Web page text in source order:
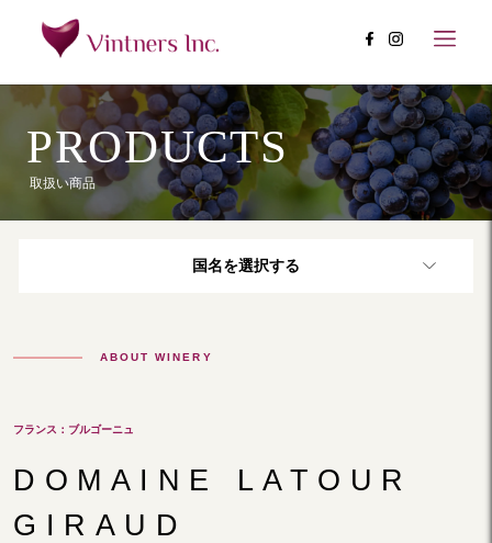
PRODUCTS
取扱い商品
国名を選択する
ABOUT WINERY
フランス：ブルゴーニュ
DOMAINE LATOUR
GIRAUD